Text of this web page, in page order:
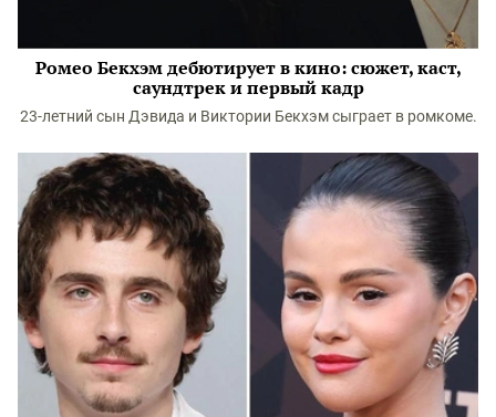
Ромео Бекхэм дебютирует в кино: сюжет, каст,
саундтрек и первый кадр
23-летний сын Дэвида и Виктории Бекхэм сыграет в ромкоме.